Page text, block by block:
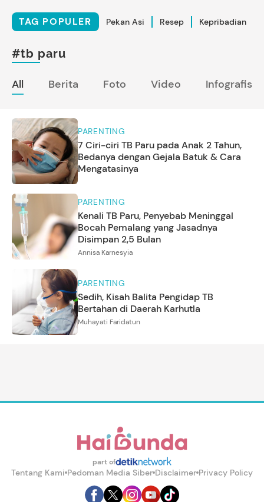
TAG POPULER Pekan Asi Resep Kepribadian
#tb paru
All Berita Foto Video Infografis
PARENTING
7 Ciri-ciri TB Paru pada Anak 2 Tahun,
Bedanya dengan Gejala Batuk & Cara
Mengatasinya
PARENTING
Kenali TB Paru, Penyebab Meninggal
Bocah Pemalang yang Jasadnya
Disimpan 2,5 Bulan
Annisa Karnesyia
PARENTING
Sedih, Kisah Balita Pengidap TB
Bertahan di Daerah Karhutla
Muhayati Faridatun
part of
Tentang Kami Pedoman Media Siber Disclaimer Privacy Policy